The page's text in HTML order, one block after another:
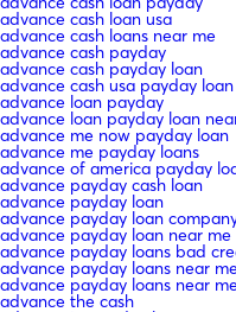
advance cash loan usa
advance cash loans near me
advance cash payday
advance cash payday loan
advance cash usa payday loan
advance loan payday
advance loan payday loan
advance me now payday loan
advance me payday loans
advance of america payday
advance payday cash loan
advance payday loan
advance payday loan
advance payday loan near me
advance payday loans bad
advance payday loans near me
advance payday loans near
advance the cash